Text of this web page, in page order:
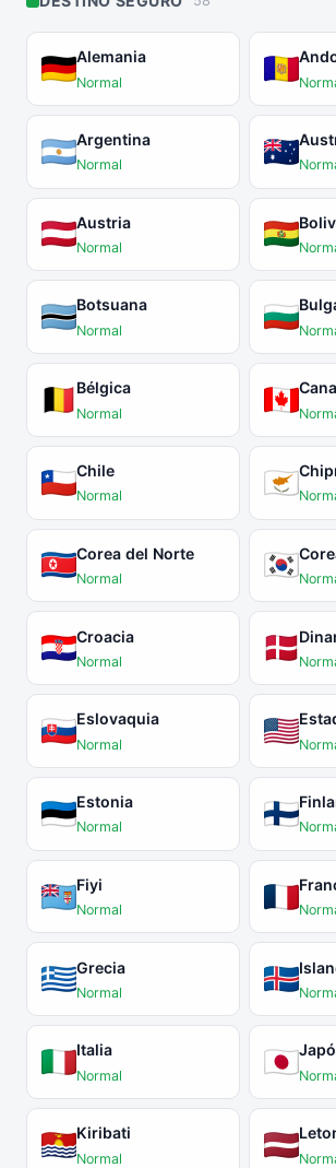
Alemania
Normal
Argentina
Normal
Austria
Normal
Botsuana
Normal
Bélgica
Normal
Chile
Normal
Corea del Norte
Normal
Croacia
Normal
Eslovaquia
Normal
Estonia
Normal
Fiyi
Normal
Grecia
Normal
Italia
Normal
Kiribati
Normal